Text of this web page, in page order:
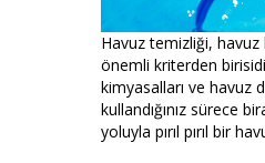
Havuz temizliği, havuz
önemli kriterden
kimyasalları ve havuz
kullandığınız sürece
yoluyla pırıl pırıl bir